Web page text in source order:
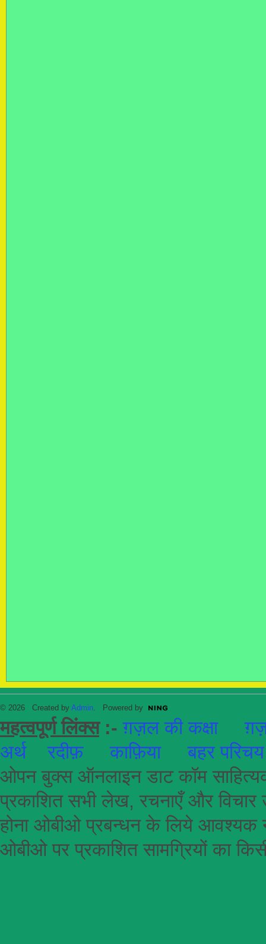
© 2026 Created by Admin . Powered by
महत्वपूर्ण लिंक्स :- ग़ज़ल की कक्षा
अर्थ
रदीफ़ काफ़िया
बहर
ओपन बुक्स ऑनलाइन डाट कॉम
प्रकाशित सभी लेख, रचनाएँ और विचार
होना ओबीओप्रबन्धन के लिये आवश्यक
ओबीओ पर प्रकाशित सामग्रियों का